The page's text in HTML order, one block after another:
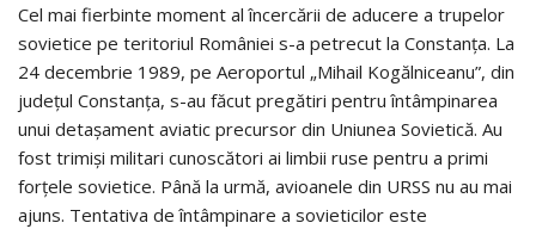
Cel mai fierbinte moment al încercării de aducere a trupelor
sovietice pe teritoriul României s-a petrecut la Constanţa. La
24 decembrie 1989, pe Aeroportul „Mihail Kogălniceanu”, din
judeţul Constanţa, s-au făcut pregătiri pentru întâmpinarea
unui detaşament aviatic precursor din Uniunea Sovietică. Au
fost trimişi militari cunoscători ai limbii ruse pentru a primi
forţele sovietice. Până la urmă, avioanele din URSS nu au mai
ajuns. Tentativa de întâmpinare a sovieticilor este